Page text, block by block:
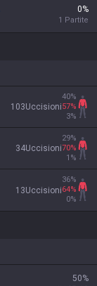
0%
1 Partite
103Uccisioni
40%
57%
3%
34Uccisioni
29%
70%
1 %
13Uccisioni
36%
64%
0%
50%